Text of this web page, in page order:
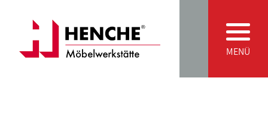
Main Navigation MENÜ